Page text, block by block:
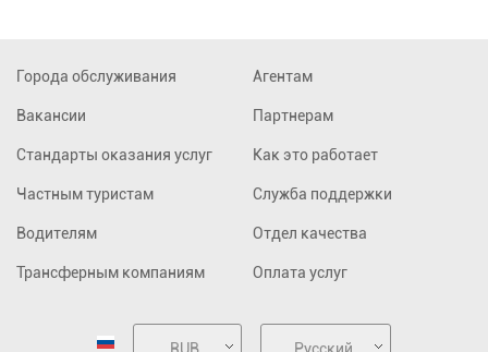
Города обслуживания
Вакансии
Стандарты оказания услуг
Частным туристам
Водителям
Трансферным компаниям
Агентам
Партнерам
Как это работает
Служба поддержки
Отдел качества
Оплата услуг
RUB Русский